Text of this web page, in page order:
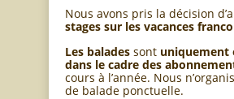
Nous avons pris la décision
stages sur les vacances
Les balades sont uniquement
dans le cadre des
cours à l’année. Nous
de balade ponctuelle.